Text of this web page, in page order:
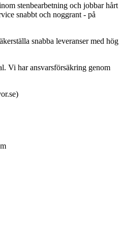
stenbearbetning och jobbar hårt
snabbt och noggrant - på
snabba leveranser med hög
Vi har ansvarsförsäkring genom